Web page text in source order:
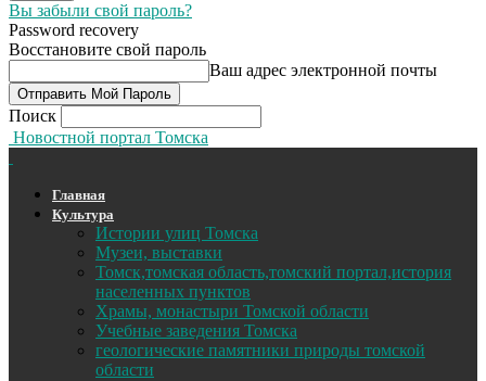
Вы забыли свой пароль?
Password recovery
Восстановите свой пароль
Ваш адрес электронной почты
Поиск
Новостной портал Томска
Главная
Культура
Истории улиц Томска
Музеи, выставки
Томск,томская область,томский портал,история
населенных пунктов
Храмы, монастыри Томской области
Учебные заведения Томска
геологические памятники природы томской
области